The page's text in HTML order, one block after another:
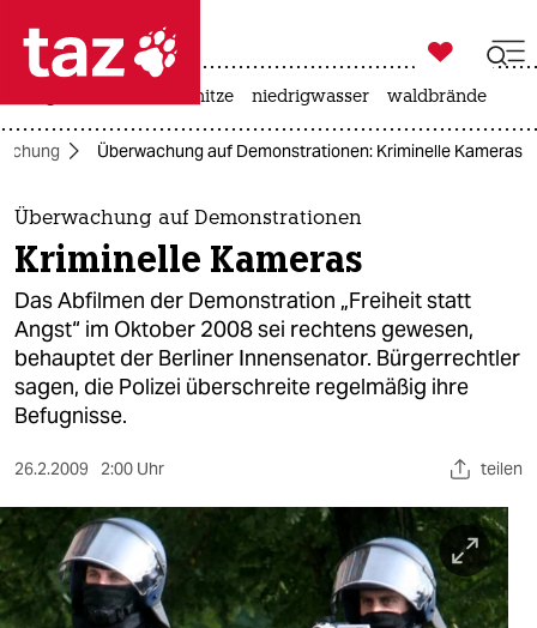
 taz zahl ich
taz zahl ich
themen
politik
öko
gesellschaft
kultur
berlin
nord

taz zahl ich
hitze niedrigwasser waldbrände
Überwachung auf Demonstrationen: Kriminelle Kameras
Überwachung auf Demonstrationen
Kriminelle Kameras
Das Abfilmen der Demonstration „Freiheit statt
Angst“ im Oktober 2008 sei rechtens gewesen,
behauptet der Berliner Innensenator. Bürgerrechtler
sagen, die Polizei überschreite regelmäßig ihre
Befugnisse.
26.2.2009 2:00 Uhr teilen